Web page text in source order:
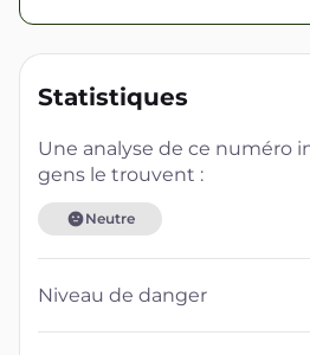
Statistiques
Une analyse de ce numéro
gens le trouvent :
Neutre
Niveau de danger